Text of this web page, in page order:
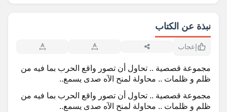
نبذة عن الكتاب
إعجاب
مجموعة قصصية .. تحاول أن تصور واقع الحرب بما فيه من
ظلم و ظلمات .. محاولة لمنح الآه صدى يسمع..
مجموعة قصصية .. تحاول أن تصور واقع الحرب بما فيه من
ظلم و ظلمات .. محاولة لمنح الآه صدى يسمع..